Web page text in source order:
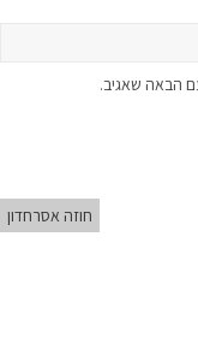
הבאה שאגיב.
חוזה אסרחדון